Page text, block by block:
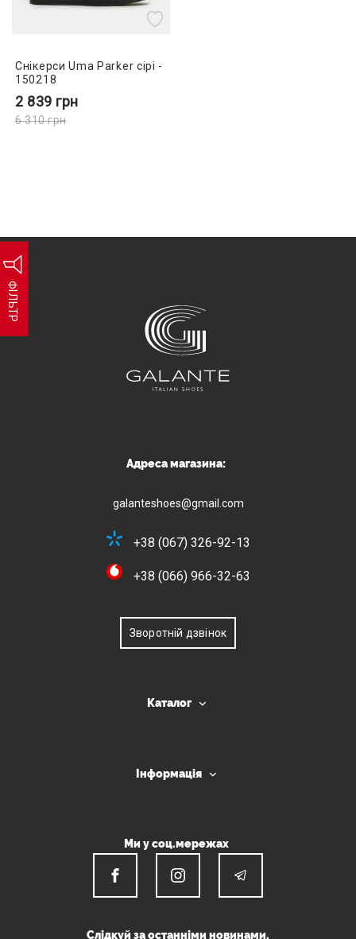
ФІЛЬТР
Снікерси Uma Parker сірі -
150218
2 839 грн
6 310грн
Адреса магазина:
galanteshoes@gmail.com
+38 (067) 326-92-13
+38 (066) 966-32-63
Зворотній дзвінок
Каталог
Інформація
Ми у соц.мережах
Слідкуй за останніми новинами.